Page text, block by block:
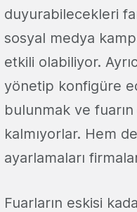
duyurabilecekleri
sosyal medya
etkili olabiliyor.
yönetip konfigüre
bulunmak ve
kalmıyorlar. Hem
ayarlamaları
Fuarların eskisi